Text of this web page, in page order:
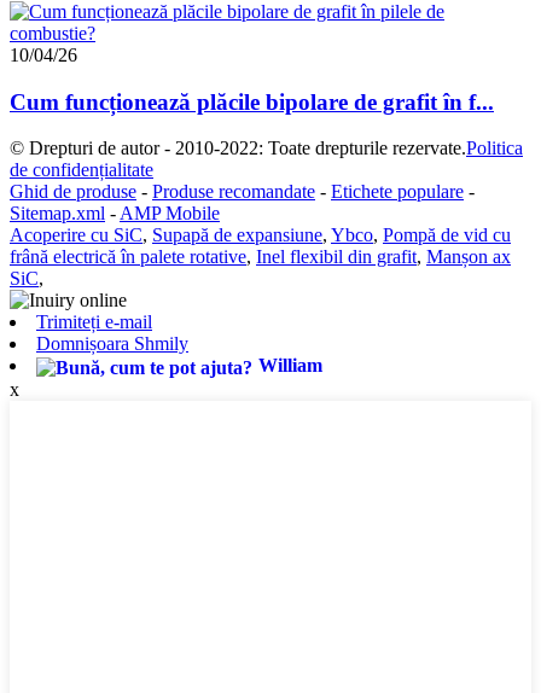
10/04/26
Cum funcționează plăcile bipolare de grafit în f...
© Drepturi de autor - 2010-2022: Toate drepturile rezervate.Politica
de confidențialitate
Ghid de produse - Produse recomandate - Etichete populare -
Sitemap.xml - AMP Mobile
Acoperire cu SiC, Supapă de expansiune, Ybco, Pompă de vid cu
frână electrică în palete rotative, Inel flexibil din grafit, Manșon ax
SiC,
Trimiteți e-mail
Domnișoara Shmily
William
x